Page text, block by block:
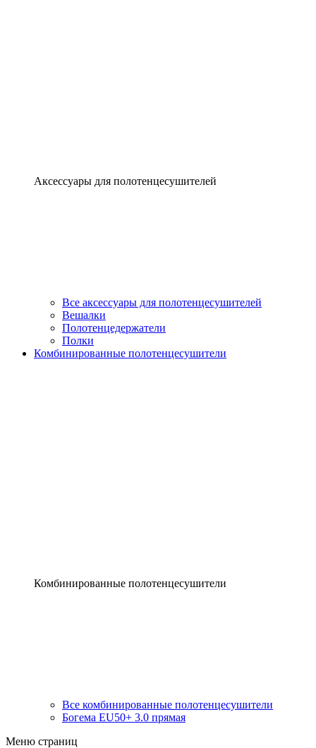
Аксессуары для полотенцесушителей
Все аксессуары для полотенцесушителей
Вешалки
Полотенцедержатели
Полки
Комбинированные полотенцесушители
Комбинированные полотенцесушители
Все комбинированные полотенцесушители
Богема EU50+ 3.0 прямая
Меню страниц